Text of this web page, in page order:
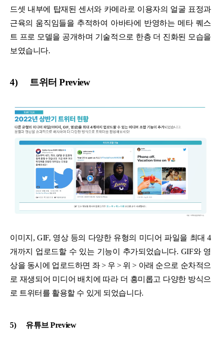
드셋 내부에 탑재된 센서와 카메라로 이용자의 얼굴 표정과
근육의 움직임들을 추적하여 아바타에 반영하는 메타 퀘스
트 프로 모델을 공개하며 기술적으로 한층 더 진화된 모습을
보였습니다.
4) 트위터 Preview
이미지, GIF, 영상 등의 다양한 유형의 미디어 파일을 최대 4
개까지 업로드할 수 있는 기능이 추가되었습니다. GIF와 영
상을 동시에 업로드하면 좌 > 우 > 위 > 아래 순으로 순차적으
로 재생되어 미디어 배치에 따라 더 흥미롭고 다양한 방식으
로 트위터를 활용할 수 있게 되었습니다.
5) 유튜브 Preview